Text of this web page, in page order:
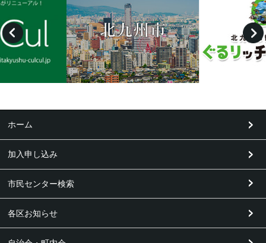
ホーム
加入申し込み
市民センター検索
各区お知らせ